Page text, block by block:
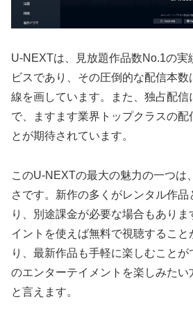
U-NEXTは、見放題作品数No.1の実
ビスであり、その圧倒的な配信本
線を画しています。また、独占配信
で、ますます業界トップクラスの配
とが期待されています。
このU-NEXTの最大の魅力の一つは
さです。新作の多くがレンタル作
り、別途課金が必要な場合もあり
イントを使えば無料で視聴すること
り、最新作品も手軽に楽しむこと
のエンターテイメントを楽しみたい
と言えます。